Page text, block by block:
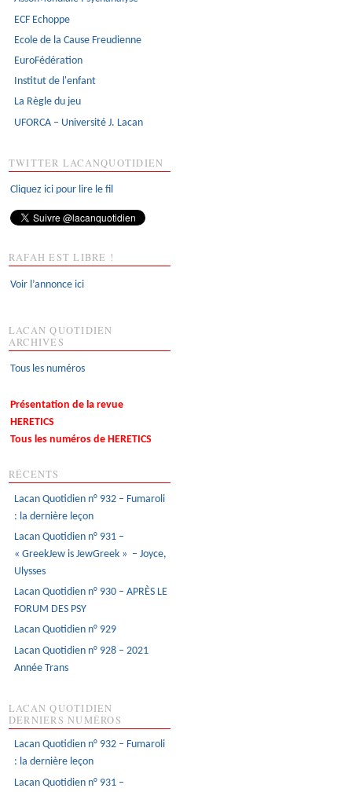
ECF Echoppe
Ecole de la Cause Freudienne
EuroFédération
Institut de l'enfant
La Règle du jeu
UFORCA – Université J. Lacan
TWITTER LACANQUOTIDIEN
Cliquez ici pour lire le fil
RAFAH EST LIBRE !
Voir l’annonce ici
LACAN QUOTIDIEN
ARCHIVES
Tous les numéros
Présentation de la revue
HERETICS
Tous les numéros de HERETICS
RÉCENTS
Lacan Quotidien n° 932 – Fumaroli
: la dernière leçon
Lacan Quotidien n° 931 –
« GreekJew is JewGreek » – Joyce,
Ulysses
Lacan Quotidien n° 930 – APRÈS LE
FORUM DES PSY
Lacan Quotidien n° 929
Lacan Quotidien n° 928 – 2021
Année Trans
LACAN QUOTIDIEN
DERNIERS NUMÉROS
Lacan Quotidien n° 932 – Fumaroli
: la dernière leçon
Lacan Quotidien n° 931 –